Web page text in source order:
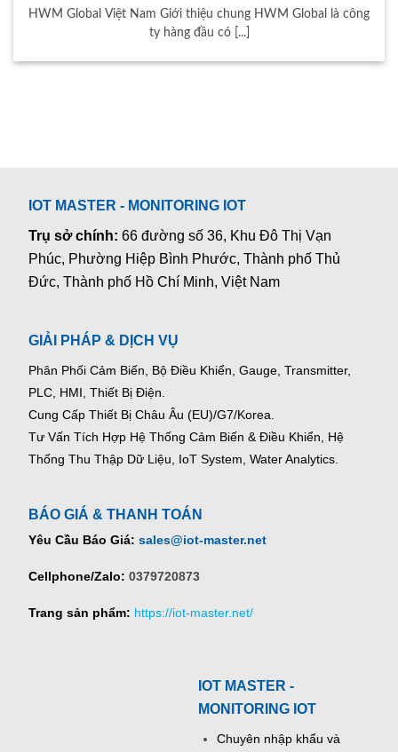
HWM Global Việt Nam Giới thiệu chung HWM Global là công
ty hàng đầu có [...]
IOT MASTER - MONITORING IOT
Trụ sở chính:66 đường số 36, Khu Đô Thị Vạn
Phúc, Phường Hiệp Bình Phước, Thành phố Thủ
Đức, Thành phố Hồ Chí Minh, Việt Nam
GIẢI PHÁP & DỊCH VỤ
Phân Phối Cảm Biến, Bộ Điều Khiển, Gauge, Transmitter,
PLC, HMI, Thiết Bị Điện.
Cung Cấp Thiết Bị Châu Âu (EU)/G7/Korea.
Tư Vấn Tích Hợp Hệ Thống Cảm Biến & Điều Khiển, Hệ
Thống Thu Thập Dữ Liệu, IoT System, Water Analytics.
BÁO GIÁ & THANH TOÁN
Yêu Cầu Báo Giá: sales@iot-master.net
Cellphone/Zalo: 0379720873
Trang sản phẩm: https://iot-master.net/
IOT MASTER -
MONITORING IOT
Chuyên nhập khẩu và